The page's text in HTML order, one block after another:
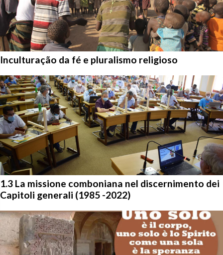
Inculturação da fé e pluralismo religioso
1.3 La missione comboniana nel discernimento dei
Capitoli generali (1985 -2022)